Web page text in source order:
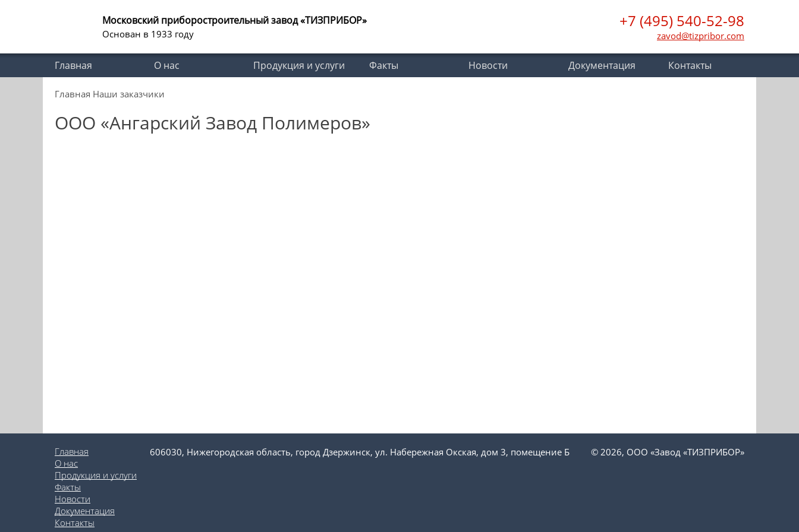
Московский приборостроительный завод «ТИЗПРИБОР»
Основан в 1933 году
+7 (495) 540-52-98
zavod@tizpribor.com
Главная О нас Продукция и услуги Факты Новости Документация Контакты
Главная Наши заказчики
ООО «Ангарский Завод Полимеров»
Главная
О нас
Продукция и услуги
Факты
Новости
Документация
Контакты
606030, Нижегородская область, город Дзержинск, ул. Набережная Окская, дом 3, помещение Б © 2026, ООО «Завод «ТИЗПРИБОР»